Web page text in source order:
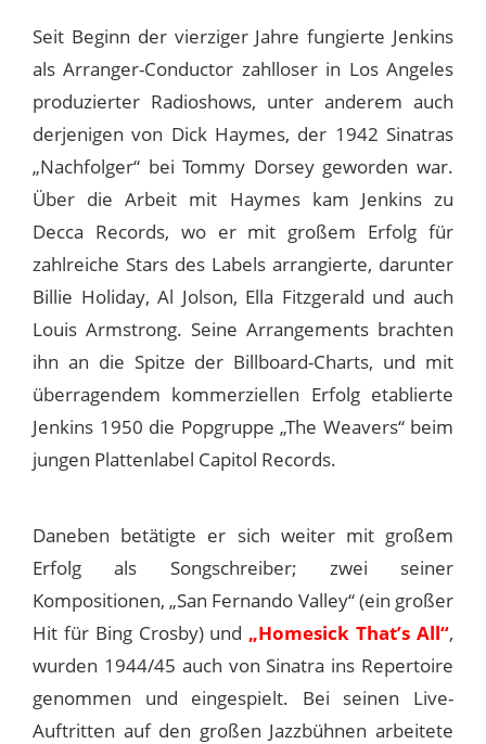
Seit Beginn der vierziger Jahre fungierte Jenkins
als Arranger-Conductor zahlloser in Los Angeles
produzierter Radioshows, unter anderem auch
derjenigen von Dick Haymes, der 1942 Sinatras
„Nachfolger“ bei Tommy Dorsey geworden war.
Über die Arbeit mit Haymes kam Jenkins zu
Decca Records, wo er mit großem Erfolg für
zahlreiche Stars des Labels arrangierte, darunter
Billie Holiday, Al Jolson, Ella Fitzgerald und auch
Louis Armstrong. Seine Arrangements brachten
ihn an die Spitze der Billboard-Charts, und mit
überragendem kommerziellen Erfolg etablierte
Jenkins 1950 die Popgruppe „The Weavers“ beim
jungen Plattenlabel Capitol Records.
Daneben betätigte er sich weiter mit großem
Erfolg als Songschreiber; zwei seiner
Kompositionen, „San Fernando Valley“ (ein großer
Hit für Bing Crosby) und „Homesick That’s All“,
wurden 1944/45 auch von Sinatra ins Repertoire
genommen und eingespielt. Bei seinen Live-
Auftritten auf den großen Jazzbühnen arbeitete